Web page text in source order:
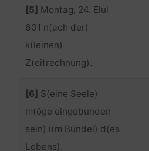
[5] Montag, 24. Elul
601 n(ach der)
k(leinen)
Z(eitrechnung).
[6] S(eine Seele)
m(öge eingebunden
sein) i(m Bündel) d(es
Lebens).